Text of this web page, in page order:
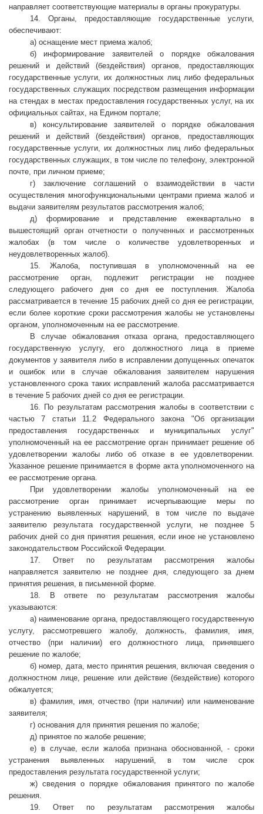
направляет соответствующие материалы в органы прокуратуры.
14. Органы, предоставляющие государственные услуги,
обеспечивают:
а) оснащение мест приема жалоб;
б) информирование заявителей о порядке обжалования
решений и действий (бездействия) органов, предоставляющих
государственные услуги, их должностных лиц либо федеральных
государственных служащих посредством размещения информации
на стендах в местах предоставления государственных услуг, на их
официальных сайтах, на Едином портале;
в) консультирование заявителей о порядке обжалования
решений и действий (бездействия) органов, предоставляющих
государственные услуги, их должностных лиц либо федеральных
государственных служащих, в том числе по телефону, электронной
почте, при личном приеме;
г) заключение соглашений о взаимодействии в части
осуществления многофункциональными центрами приема жалоб и
выдачи заявителям результатов рассмотрения жалоб;
д) формирование и представление ежеквартально в
вышестоящий орган отчетности о полученных и рассмотренных
жалобах (в том числе о количестве удовлетворенных и
неудовлетворенных жалоб).
15. Жалоба, поступившая в уполномоченный на ее
рассмотрение орган, подлежит регистрации не позднее
следующего рабочего дня со дня ее поступления. Жалоба
рассматривается в течение 15 рабочих дней со дня ее регистрации,
если более короткие сроки рассмотрения жалобы не установлены
органом, уполномоченным на ее рассмотрение.
В случае обжалования отказа органа, предоставляющего
государственную услугу, его должностного лица в приеме
документов у заявителя либо в исправлении допущенных опечаток
и ошибок или в случае обжалования заявителем нарушения
установленного срока таких исправлений жалоба рассматривается
в течение 5 рабочих дней со дня ее регистрации.
16. По результатам рассмотрения жалобы в соответствии с
частью 7 статьи 11.2 Федерального закона "Об организации
предоставления государственных и муниципальных услуг"
уполномоченный на ее рассмотрение орган принимает решение об
удовлетворении жалобы либо об отказе в ее удовлетворении.
Указанное решение принимается в форме акта уполномоченного на
ее рассмотрение органа.
При удовлетворении жалобы уполномоченный на ее
рассмотрение орган принимает исчерпывающие меры по
устранению выявленных нарушений, в том числе по выдаче
заявителю результата государственной услуги, не позднее 5
рабочих дней со дня принятия решения, если иное не установлено
законодательством Российской Федерации.
17. Ответ по результатам рассмотрения жалобы
направляется заявителю не позднее дня, следующего за днем
принятия решения, в письменной форме.
18. В ответе по результатам рассмотрения жалобы
указываются:
а) наименование органа, предоставляющего государственную
услугу, рассмотревшего жалобу, должность, фамилия, имя,
отчество (при наличии) его должностного лица, принявшего
решение по жалобе;
б) номер, дата, место принятия решения, включая сведения о
должностном лице, решение или действие (бездействие) которого
обжалуется;
в) фамилия, имя, отчество (при наличии) или наименование
заявителя;
г) основания для принятия решения по жалобе;
д) принятое по жалобе решение;
е) в случае, если жалоба признана обоснованной, - сроки
устранения выявленных нарушений, в том числе срок
предоставления результата государственной услуги;
ж) сведения о порядке обжалования принятого по жалобе
решения.
19. Ответ по результатам рассмотрения жалобы